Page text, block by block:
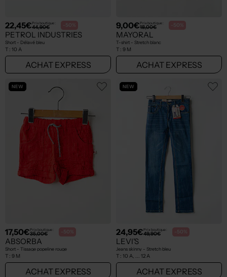
22,45€Prix boutique :
44,90€ -50%
PETROL INDUSTRIES
Short - Délavé bleu
T : 10 A
ACHAT EXPRESS
9,00€Prix boutique :
18,00€ -50%
MAYORAL
T-shirt - Stretch blanc
T : 9 M
ACHAT EXPRESS
NEW
17,50€Prix boutique :
35,00€ -50%
ABSORBA
Short - Tissage popeline rouge
T : 9 M
ACHAT EXPRESS
NEW
24,95€Prix boutique :
49,90€ -50%
LEVI'S
Jeans skinny - Stretch bleu
T : 10 A, ... 12 A
ACHAT EXPRESS